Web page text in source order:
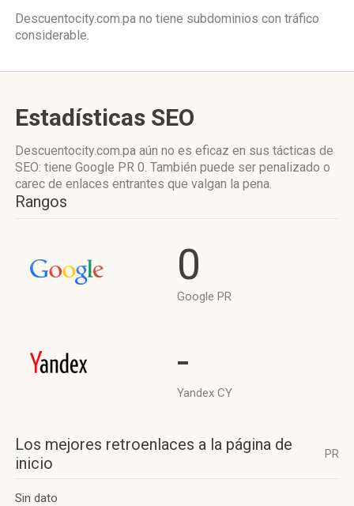
Descuentocity.com.pa no tiene subdominios con tráfico
considerable.
Estadísticas SEO
Descuentocity.com.pa aún no es eficaz en sus tácticas de
SEO: tiene Google PR 0. También puede ser penalizado o
carec de enlaces entrantes que valgan la pena.
Rangos
0
Google PR
-
Yandex CY
Los mejores retroenlaces a la página de
inicio
PR
Sin dato